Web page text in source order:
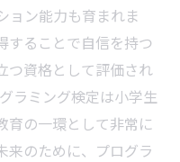
ョン能力も育まれま
することで自信を持つ
つ資格として評価され
ラミング検定は小学生
育の一環として非常に
来のために、プログラ